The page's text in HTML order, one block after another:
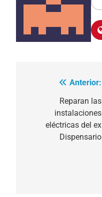
Navegación
entradas
Anterior:
Reparan las
instalaciones
eléctricas del ex
Dispensario